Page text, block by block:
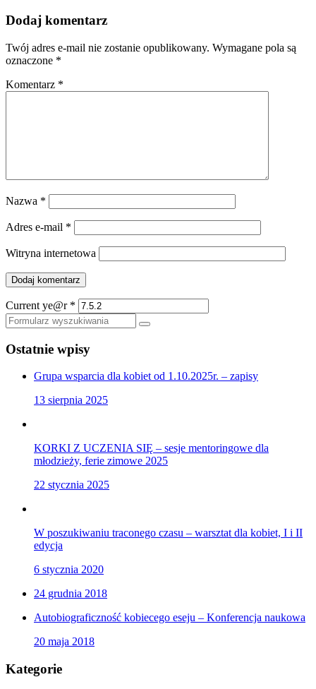
Dodaj komentarz
Twój adres e-mail nie zostanie opublikowany. Wymagane pola są
oznaczone *
Komentarz *
Nazwa *
Adres e-mail *
Witryna internetowa
Current ye@r *
Szukaj
Ostatnie wpisy
Grupa wsparcia dla kobiet od 1.10.2025r. – zapisy
13 sierpnia 2025
KORKI Z UCZENIA SIĘ – sesje mentoringowe dla
młodzieży, ferie zimowe 2025
22 stycznia 2025
W poszukiwaniu traconego czasu – warsztat dla kobiet, I i II
edycja
6 stycznia 2020
24 grudnia 2018
Autobiograficzność kobiecego eseju – Konferencja naukowa
20 maja 2018
Kategorie